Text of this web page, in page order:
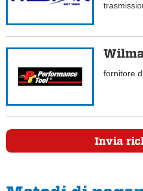
fornitore
Invia